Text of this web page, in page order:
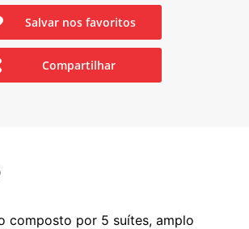
Salvar nos favoritos
Compartilhar
composto por 5 suítes, amplo